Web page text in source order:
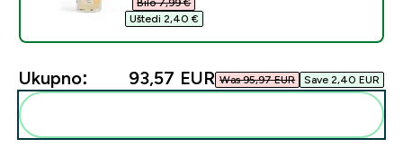
Uštedi 2,40 €‎
Ukupno: 93,57 EUR‎ Was 95,97 EUR‎ Save 2,40 EUR‎